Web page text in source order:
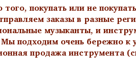
покупать или не
заказы в разные
музыканты, и
подходим очень бережно
продажа инструмента